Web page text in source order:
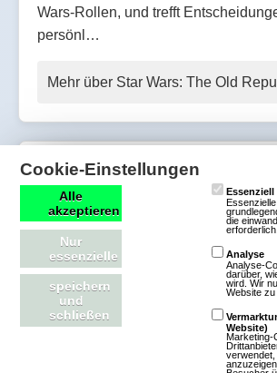
Wars-Rollen, und trefft
persönl…
Mehr über Star Wars: The Old
Command and Conquer
2 Bewertungen
3D
Play
In
Cookie-Einstellungen
Alle
akzeptieren
Nur
essenzielle
speichern
und
schließen
Essenziell
die
erforderlich.
Analyse
Analyse-
darüber,
wird. Wir
Website
Website)
Marketing-